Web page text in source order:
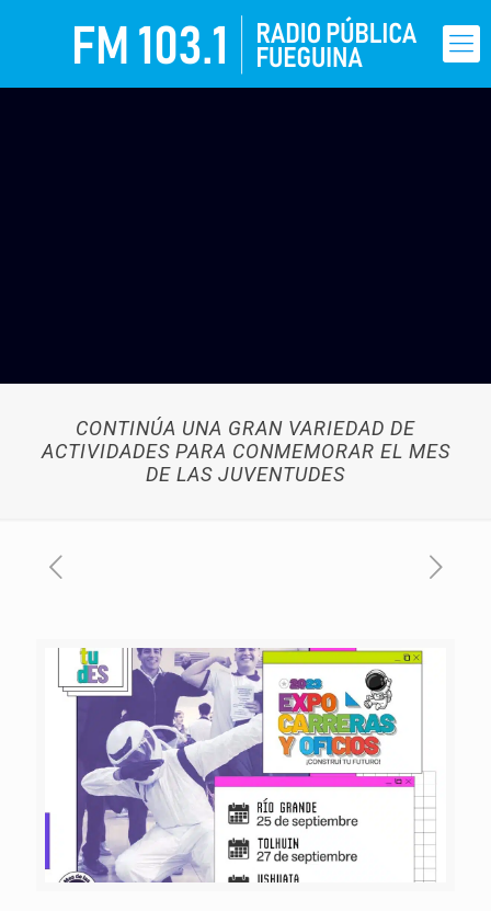
CONTINÚA UNA GRAN VARIEDAD DE
ACTIVIDADES PARA CONMEMORAR EL MES
DE LAS JUVENTUDES